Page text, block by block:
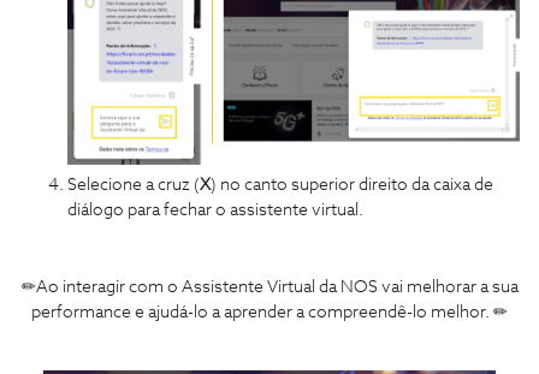
Selecione a cruz (X) no canto superior direito da caixa de
diálogo para fechar o assistente virtual.
✏Ao interagir com o Assistente Virtual da NOS vai melhorar a sua
performance e ajudá-lo a aprender a compreendê-lo melhor. ✏